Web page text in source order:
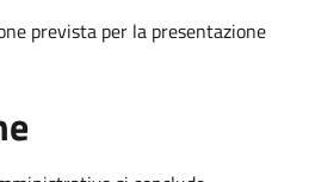
prevista per la presentazione